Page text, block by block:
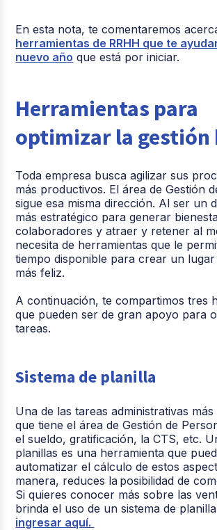
En esta nota, te comentaremos
herramientas de RRHH que te
nuevo año que está por iniciar.
Herramientas para
optimizar la gestión
Toda empresa busca agilizar sus
más productivos. El área de Gestión
sigue esa misma dirección. Al ser un
más estratégico para generar
colaboradores y atraer y retener al
necesita de herramientas que le
tiempo disponible para crear un
más feliz.
A continuación, te compartimos tres
que pueden ser de gran apoyo para
tareas.
Sistema de planilla
Una de las tareas administrativas más
que tiene el área de Gestión de
el sueldo, gratificación, la CTS, etc.
planillas es una herramienta que
automatizar el cálculo de estos
manera, reduces la posibilidad de
Si quieres conocer más sobre las
brinda el uso de un sistema de
ingresar aquí.